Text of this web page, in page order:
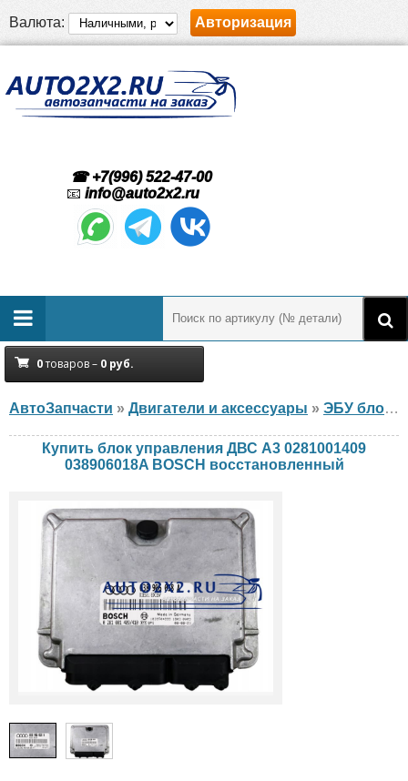
Валюта: Авторизация
☎ +7(996) 522-47-00
📧 info@auto2x2.ru
0товаров – 0 руб.
АвтоЗапчасти » Двигатели и аксессуары » ЭБУ блок управления двигателем
Купить блок управления ДВС A3 0281001409
038906018A BOSCH восстановленный